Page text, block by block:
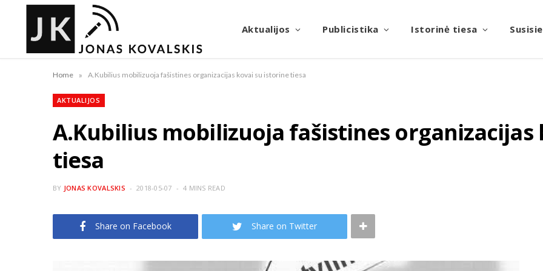
Aktualijos Publicistika Istorinė tiesa
Home » A.Kubilius mobilizuoja fašistines organizacijas kovai su istorine tiesa
AKTUALIJOS
A.Kubilius mobilizuoja fašistines
tiesa
BY JONAS KOVALSKIS 2018-05-07 4 MINS READ
Share on Facebook Share on Twitter